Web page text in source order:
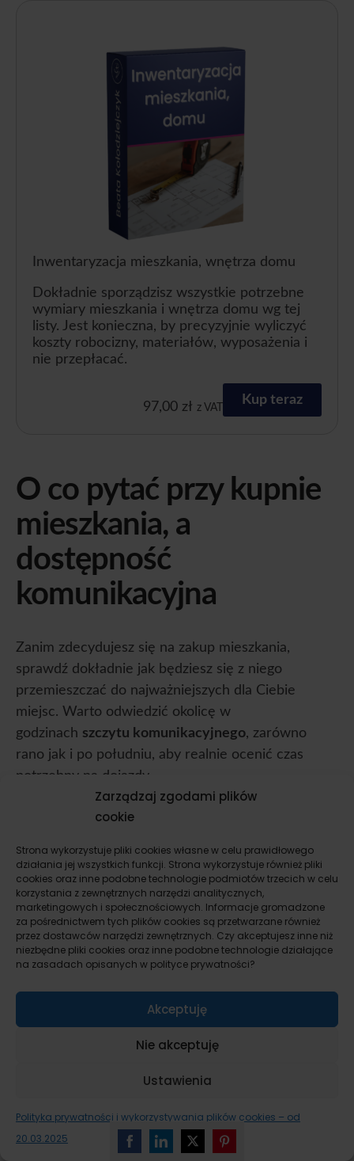
Zarządzaj zgodami plików
cookie
Strona wykorzystuje pliki cookies własne w celu prawidłowego
działania jej wszystkich funkcji. Strona wykorzystuje również pliki
cookies oraz inne podobne technologie podmiotów trzecich w celu
korzystania z zewnętrznych narzędzi analitycznych,
marketingowych i społecznościowych. Informacje gromadzone
za pośrednictwem tych plików cookies są przetwarzane również
przez dostawców narzędzi zewnętrznych. Czy akceptujesz inne niż
niezbędne pliki cookies oraz inne podobne technologie działające
na zasadach opisanych w polityce prywatności?
Akceptuję
Nie akceptuję
Ustawienia
Polityka prywatności i wykorzystywania plików cookies – od
20.03.2025
Inwentaryzacja mieszkania, wnętrza domu
Dokładnie sporządzisz wszystkie potrzebne
wymiary mieszkania i wnętrza domu wg tej
listy. Jest konieczna, by precyzyjnie wyliczyć
koszty robocizny, materiałów, wyposażenia i
nie przepłacać.
97,00 zł z VAT Kup teraz
O co pytać przy kupnie
mieszkania, a
dostępność
komunikacyjna
Zanim zdecydujesz się na zakup mieszkania,
sprawdź dokładnie jak będziesz się z niego
przemieszczać do najważniejszych dla Ciebie
miejsc. Warto odwiedzić okolicę w
godzinach szczytu komunikacyjnego, zarówno
rano jak i po południu, aby realnie ocenić czas
potrzebny na dojazdy.
Jeśli korzystasz zkomunikacji miejskiej
Odległość do najbliższychprzystanków
Częstotliwość kursowaniaautobusów i
tramwajów
Liczbębezpośrednich połączeńdo centrum
Dostępnośćkomunikacji nocnej
Dla kierowców istotne będą:
dróg dojazdowychdo osiedla
Alternatywne trasy przejazduw razie korków